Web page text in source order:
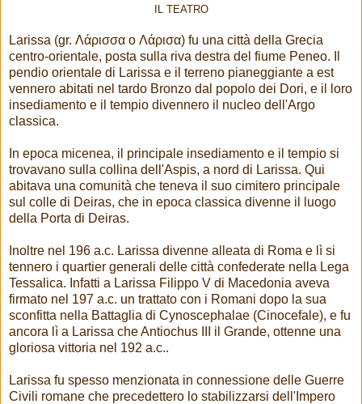
IL TEATRO
Larissa (gr. Λάρισσα o Λάρισα) fu una città della Grecia
centro-orientale, posta sulla riva destra del fiume Peneo. Il
pendio orientale di Larissa e il terreno pianeggiante a est
vennero abitati nel tardo Bronzo dal popolo dei Dori, e il loro
insediamento e il tempio divennero il nucleo dell'Argo
classica.
In epoca micenea, il principale insediamento e il tempio si
trovavano sulla collina dell'Aspis, a nord di Larissa. Qui
abitava una comunità che teneva il suo cimitero principale
sul colle di Deiras, che in epoca classica divenne il luogo
della Porta di Deiras.
Inoltre nel 196 a.c. Larissa divenne alleata di Roma e lì si
tennero i quartier generali delle città confederate nella Lega
Tessalica. Infatti a Larissa Filippo V di Macedonia aveva
firmato nel 197 a.c. un trattato con i Romani dopo la sua
sconfitta nella Battaglia di Cynoscephalae (Cinocefale), e fu
ancora lì a Larissa che Antiochus III il Grande, ottenne una
gloriosa vittoria nel 192 a.c..
Larissa fu spesso menzionata in connessione delle Guerre
Civili romane che precedettero lo stabilizzarsi dell'Impero